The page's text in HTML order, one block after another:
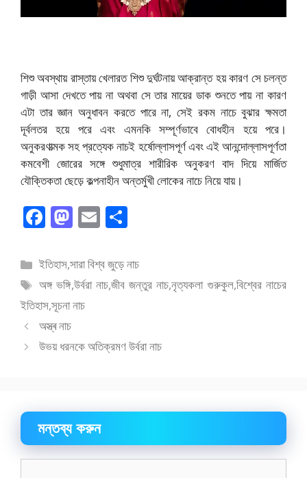
শিশু অবস্থায় রাস্তায় খেলারত শিশু দুর্ঘটনায় আক্রান্ত হয় কারণ সে চলন্ত
গাড়ী আসা দেখতে পায় না অথবা সে তার মায়ের ডাক শুনতে পায় না কারণ
এটা তার জ্ঞান অনুধাবন করতে পারে না, সেই রকম নাচে বুঝার ক্ষমতা
দূর্বলতর হয়ে পরে এবং এমনকি সম্পূর্ণভাবে বোধহীন হয়ে পরে।
অনুকরণাত্মক সহ প্রত্যেক নাচই হর্ষোল্লাসপূর্ণ এবং এই আনন্দোল্লাসপূর্ণতা
কমবেশী জোরের সঙ্গে শুধুমাত্র শারীরিক অনুকরণ বাদ দিয়ে মার্জিত
যৌক্তিকতা ছেড়ে কল্পনাহীন অন্তর্মুখী লোকের নাচে নিয়ে যায়।
F
e
b
o
o
k
M
to
d
o
E
ai
l
ar
e
বিভাগ
সমূহ
ইতিহাস,সারা বিশ্ব জুড়ে নাচ
ট্যাগ
সমূহ
অঙ্গ ভঙ্গি,উর্বরা নাচ,জীব জন্তুর নাচ,নৃত্যকলা গুরুকুল,বিশ্বের নাচের
ইতিহাস,সূচনা নাচ
অস্ত্ৰ নাচ
উভয় ধরনকে অতিক্রমণ উর্বরা নাচ
মন্তব্য করুন